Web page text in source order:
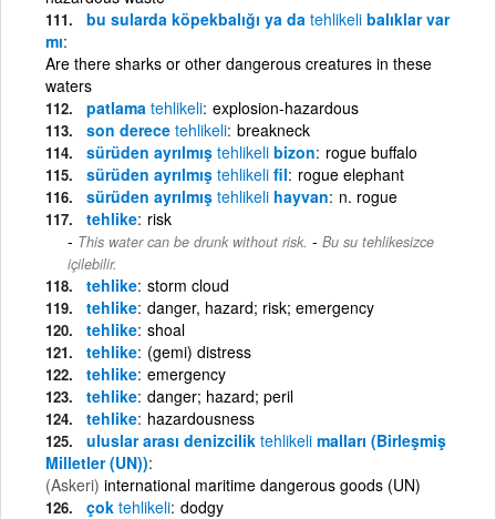
bu sularda köpekbalığı ya da tehlikeli balıklar var
mı
Are there sharks or other dangerous creatures in these
waters
patlama tehlikeli explosion-hazardous
son derece tehlikeli breakneck
sürüden ayrılmış tehlikeli bizon rogue buffalo
sürüden ayrılmış tehlikeli fil rogue elephant
sürüden ayrılmış tehlikeli hayvan n. rogue
tehlike risk
This water can be drunk without risk. - Bu su tehlikesizce
içilebilir.
tehlike storm cloud
tehlike danger, hazard; risk; emergency
tehlike shoal
tehlike (gemi) distress
tehlike emergency
tehlike danger; hazard; peril
tehlike hazardousness
uluslar arası denizcilik tehlikeli malları (Birleşmiş
Milletler (UN))
(Askeri) international maritime dangerous goods (UN)
çok tehlikeli dodgy